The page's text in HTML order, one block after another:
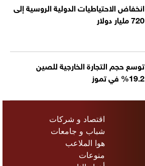
انخفاض الاحتياطيات الدولية الروسية إلى
720 مليار دولار
توسع حجم التجارة الخارجية للصين
19.2% في تموز
اقتصاد و شركات
شباب و جامعات
هوا الملاعب
منوعات